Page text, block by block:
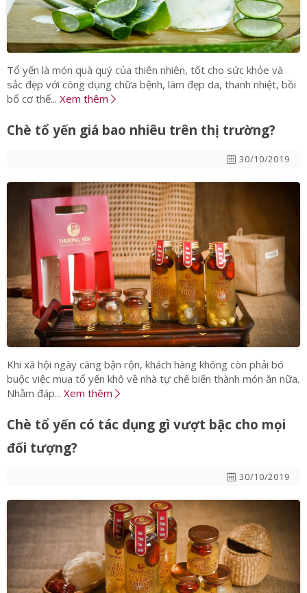
Tổ yến là món quà quý của thiên nhiên, tốt cho sức khỏe và
sắc đẹp với công dụng chữa bệnh, làm đẹp da, thanh nhiệt, bồi
bổ cơ thể... Xem thêm
Chè tổ yến giá bao nhiêu trên thị trường?
30/10/2019
Khi xã hội ngày càng bận rộn, khách hàng không còn phải bó
buộc việc mua tổ yến khô về nhà tự chế biến thành món ăn nữa.
Nhằm đáp... Xem thêm
Chè tổ yến có tác dụng gì vượt bậc cho mọi
đối tượng?
30/10/2019